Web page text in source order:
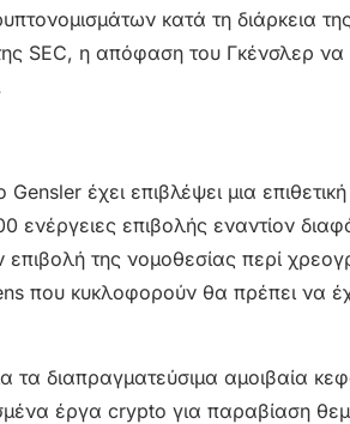
κατά τη διάρκεια
SEC, η απόφαση του Γκένσλερ
έχει επιβλέψει μια
επιβολής εναντίον
επιβολή της νομοθεσίας περί
που κυκλοφορούν θα πρέπει να
τα διαπραγματεύσιμα αμοιβαία
έργα crypto για παραβίαση